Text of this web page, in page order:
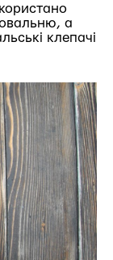
а
клепачі